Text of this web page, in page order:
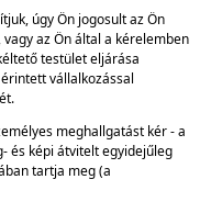
úgy Ön jogosult az Ön
az Ön által a kérelemben
testület eljárása
vállalkozással
meghallgatást kér - a
és képi átvitelt egyidejűleg
tartja meg (a